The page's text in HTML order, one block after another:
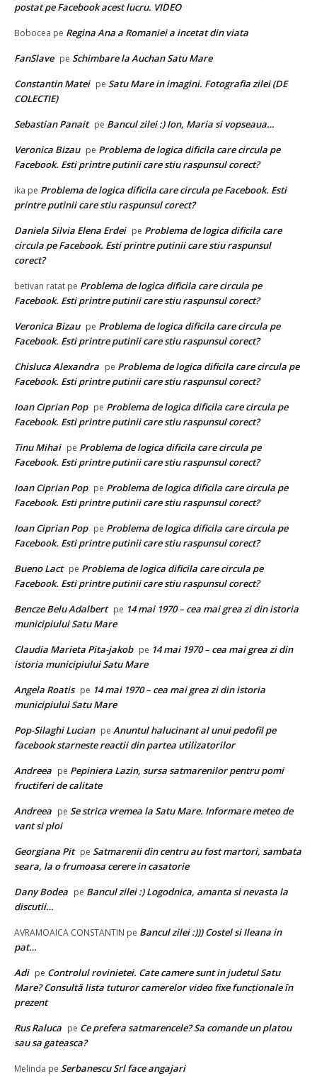
postat pe Facebook acest lucru. VIDEO
Bobocea pe Regina Ana a Romaniei a incetat din viata
FanSlave pe Schimbare la Auchan Satu Mare
Constantin Matei pe Satu Mare in imagini. Fotografia zilei (DE
COLECTIE)
Sebastian Panait pe Bancul zilei :) Ion, Maria si vopseaua…
Veronica Bizau pe Problema de logica dificila care circula pe
Facebook. Esti printre putinii care stiu raspunsul corect?
ika pe Problema de logica dificila care circula pe Facebook. Esti
printre putinii care stiu raspunsul corect?
Daniela Silvia Elena Erdei pe Problema de logica dificila care
circula pe Facebook. Esti printre putinii care stiu raspunsul
corect?
betivan ratat pe Problema de logica dificila care circula pe
Facebook. Esti printre putinii care stiu raspunsul corect?
Veronica Bizau pe Problema de logica dificila care circula pe
Facebook. Esti printre putinii care stiu raspunsul corect?
Chisluca Alexandra pe Problema de logica dificila care circula pe
Facebook. Esti printre putinii care stiu raspunsul corect?
Ioan Ciprian Pop pe Problema de logica dificila care circula pe
Facebook. Esti printre putinii care stiu raspunsul corect?
Tinu Mihai pe Problema de logica dificila care circula pe
Facebook. Esti printre putinii care stiu raspunsul corect?
Ioan Ciprian Pop pe Problema de logica dificila care circula pe
Facebook. Esti printre putinii care stiu raspunsul corect?
Ioan Ciprian Pop pe Problema de logica dificila care circula pe
Facebook. Esti printre putinii care stiu raspunsul corect?
Bueno Lact pe Problema de logica dificila care circula pe
Facebook. Esti printre putinii care stiu raspunsul corect?
Bencze Belu Adalbert pe 14 mai 1970 – cea mai grea zi din istoria
municipiului Satu Mare
Claudia Marieta Pita-jakob pe 14 mai 1970 – cea mai grea zi din
istoria municipiului Satu Mare
Angela Roatis pe 14 mai 1970 – cea mai grea zi din istoria
municipiului Satu Mare
Pop-Silaghi Lucian pe Anuntul halucinant al unui pedofil pe
facebook starneste reactii din partea utilizatorilor
Andreea pe Pepiniera Lazin, sursa satmarenilor pentru pomi
fructiferi de calitate
Andreea pe Se strica vremea la Satu Mare. Informare meteo de
vant si ploi
Georgiana Pit pe Satmarenii din centru au fost martori, sambata
seara, la o frumoasa cerere in casatorie
Dany Bodea pe Bancul zilei :) Logodnica, amanta si nevasta la
discutii…
AVRAMOAICA CONSTANTIN pe Bancul zilei :))) Costel si Ileana in
pat…
Adi pe Controlul rovinietei. Cate camere sunt in judetul Satu
Mare? Consultă lista tuturor camerelor video fixe funcţionale în
prezent
Rus Raluca pe Ce prefera satmarencele? Sa comande un platou
sau sa gateasca?
Melinda pe Serbanescu Srl face angajari